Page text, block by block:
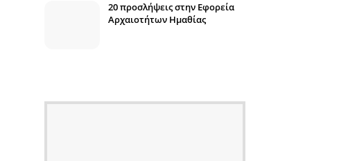
20 προσλήψεις στην Εφορεία
Αρχαιοτήτων Ημαθίας